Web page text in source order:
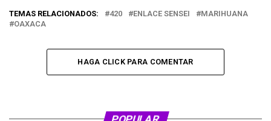
TEMAS RELACIONADOS: 420 ENLACE SENSEI
MARIHUANA
OAXACA
HAGA CLICK PARA COMENTAR